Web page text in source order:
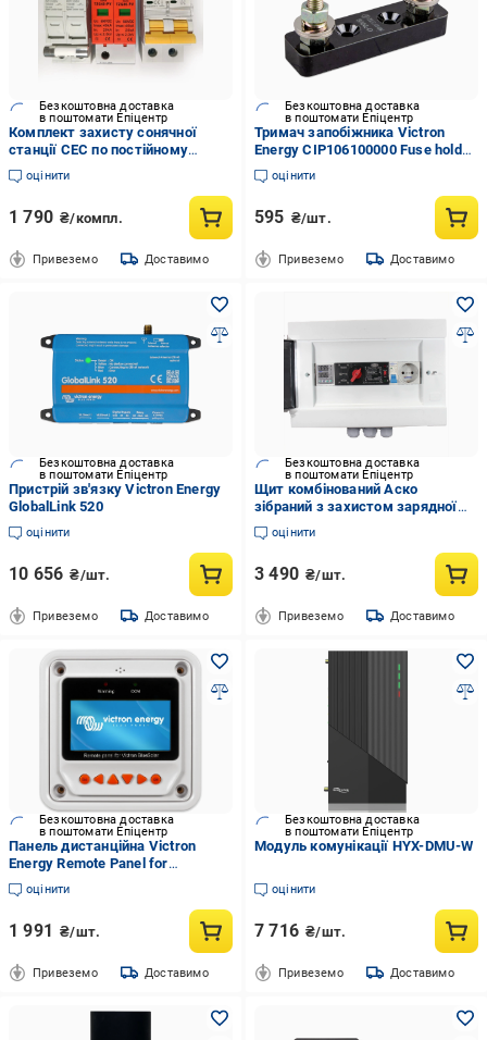
Безкоштовна доставка
в поштомати Епіцентр
Комплект захисту сонячної
станції СЕС по постійному
струму 500В
оцінити
1 790 ₴/компл.
Привеземо Доставимо
Безкоштовна доставка
в поштомати Епіцентр
Тримач запобіжника Victron
Energy CIP106100000 Fuse holder
for ANL-fuse
оцінити
595 ₴/шт.
Привеземо Доставимо
Безкоштовна доставка
в поштомати Епіцентр
Пристрій зв'язку Victron Energy
GlobalLink 520
оцінити
10 656 ₴/шт.
Привеземо Доставимо
Безкоштовна доставка
в поштомати Епіцентр
Щит комбінований Аско
зібраний з захистом зарядної
станції по змінному струму IP40
9 м (35399334)
оцінити
3 490 ₴/шт.
Привеземо Доставимо
Безкоштовна доставка
в поштомати Епіцентр
Панель дистанційна Victron
Energy Remote Panel for
BlueSolar PWM-Pro
оцінити
1 991 ₴/шт.
Привеземо Доставимо
Безкоштовна доставка
в поштомати Епіцентр
Модуль комунікації HYX-DMU-W
оцінити
7 716 ₴/шт.
Привеземо Доставимо